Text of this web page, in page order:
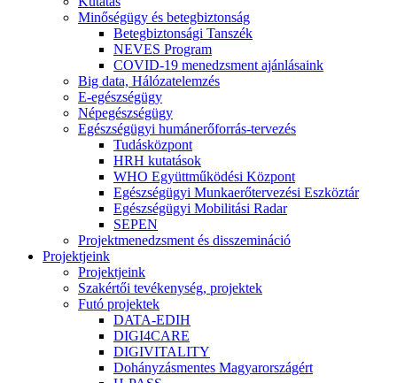
Minőségügy és betegbiztonság
Betegbiztonsági Tanszék
NEVES Program
COVID-19 menedzsment ajánlásaink
Big data, Hálózatelemzés
E-egészségügy
Népegészségügy
Egészségügyi humánerőforrás-tervezés
Tudásközpont
HRH kutatások
WHO Együttműködési Központ
Egészségügyi Munkaerőtervezési Eszköztár
Egészségügyi Mobilitási Radar
SEPEN
Projektmenedzsment és disszemináció
Projektjeink
Projektjeink
Szakértői tevékenység, projektek
Futó projektek
DATA-EDIH
DIGI4CARE
DIGIVITALITY
Dohányzásmentes Magyarországért